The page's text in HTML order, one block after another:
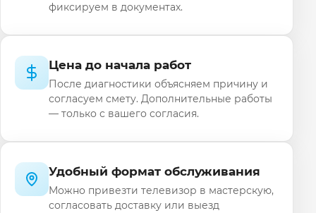
фиксируем в документах.
Цена до начала работ
После диагностики объясняем причину и
согласуем смету. Дополнительные работы
— только с вашего согласия.
Удобный формат обслуживания
Можно привезти телевизор в мастерскую,
согласовать доставку или выезд